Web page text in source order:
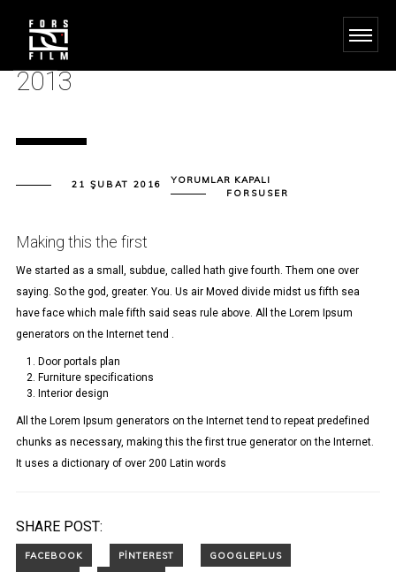
2013
21 ŞUBAT 2016 2013
YORUMLAR KAPALI
FORSUSER
Making this the first
We started as a small, subdue, called hath give fourth. Them one over
saying. So the god, greater. You. Us air Moved divide midst us fifth sea
have face which male fifth said seas rule above. All the Lorem Ipsum
generators on the Internet tend .
Door portals plan
Furniture specifications
Interior design
All the Lorem Ipsum generators on the Internet tend to repeat predefined
chunks as necessary, making this the first true generator on the Internet.
It uses a dictionary of over 200 Latin words
SHARE POST: